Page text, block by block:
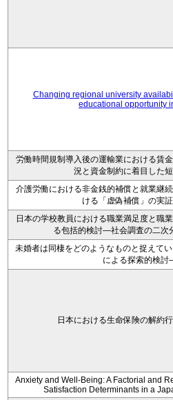
Changing regional university
educational opportunity
労働時間規制導入後の運輸業における賃
況と資金制約に着目した
介護労働における非金銭的補償と就業継
ける「虚偽補償」の実
日本の学校教員における職業満足度と職
る包括的検討―社会調査の二
未婚者は同棲をどのようなものと捉えて
による探索的検
日本における生命保険の解約
Anxiety and Well-Being: A Factorial and
Satisfaction Determinants in a